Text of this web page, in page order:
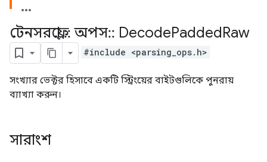
টেনসরফ্লো:: অপস:: DecodePaddedRaw
#include <parsing_ops.h>
সংখ্যার ভেক্টর হিসাবে একটি স্ট্রিংয়ের বাইটগুলিকে পুনরায়
ব্যাখ্যা করুন।
সারাংশ